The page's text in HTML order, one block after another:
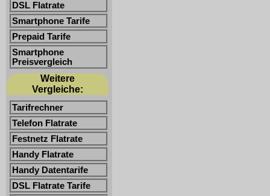
DSL Flatrate
Smartphone Tarife
Prepaid Tarife
Smartphone
Preisvergleich
Weitere
Vergleiche:
Tarifrechner
Telefon Flatrate
Festnetz Flatrate
Handy Flatrate
Handy Datentarife
DSL Flatrate Tarife